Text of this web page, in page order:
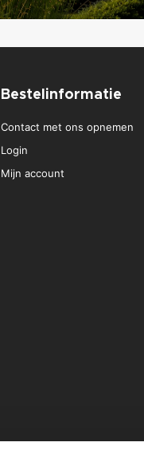
Bestelinformatie
Contact met ons opnemen
Login
Mijn account